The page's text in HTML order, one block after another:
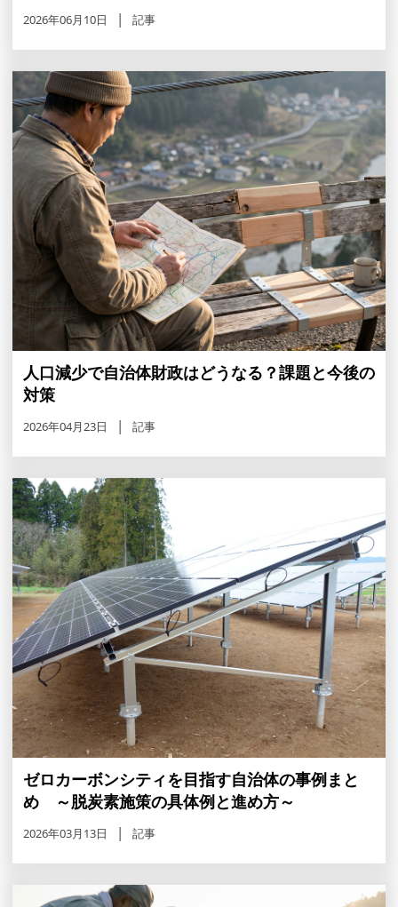
2026年06月10日 記事
人口減少で自治体財政はどうなる？課題と今後の
対策
2026年04月23日 記事
ゼロカーボンシティを目指す自治体の事例まと
め ～脱炭素施策の具体例と進め方～
2026年03月13日 記事